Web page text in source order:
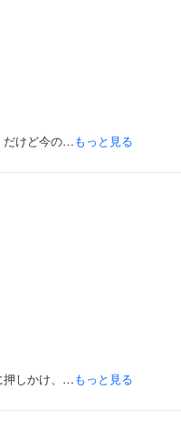
だけど今の…もっと見る
押しかけ、…もっと見る